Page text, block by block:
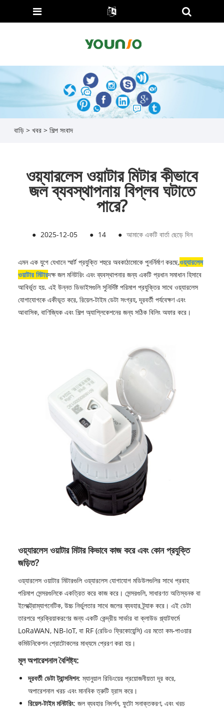
বাড়ি > খবর> শিল্প সংবাদ
ওয়্যারলেস ওয়াটার মিটার কীভাবে
জল ব্যবস্থাপনায় বিপ্লব ঘটাতে
পারে?
● 2025-12-05 ● 14 ● আমাকে একটি বার্তা ছেড়ে দিন
এমন এক যুগে যেখানে স্মার্ট প্রযুক্তি শহুরে অবকাঠামোকে পুনর্নির্মাণ করছে,ওয়্যারলেস
ওয়াটার মিটারদক্ষ জল মনিটরিং এবং ব্যবস্থাপনার জন্য একটি প্রধান সমাধান হিসাবে
আবির্ভূত হয়. এই উন্নত ডিভাইসগুলি সুনির্দিষ্ট পরিমাপ প্রযুক্তির সাথে ওয়্যারলেস
যোগাযোগকে একীভূত করে, রিয়েল-টাইম ডেটা সংগ্রহ, দূরবর্তী পর্যবেক্ষণ এবং
আবাসিক, বাণিজ্যিক এবং শিল্প অ্যাপ্লিকেশনের জন্য সঠিক বিলিং অফার করে।
ওয়্যারলেস ওয়াটার মিটার কিভাবে কাজ করে এবং কোন প্রযুক্তি
জড়িত?
ওয়্যারলেস ওয়াটার মিটারগুলি ওয়্যারলেস যোগাযোগ মডিউলগুলির সাথে প্রবাহ
পরিমাপ সেন্সরগুলিকে একত্রিত করে কাজ করে। সেন্সরগুলি, সাধারণত অতিস্বনক বা
ইলেক্ট্রোম্যাগনেটিক, উচ্চ নির্ভুলতার সাথে জলের ব্যবহার ট্র্যাক করে। এই ডেটা
তারপরে প্রক্রিয়াকরণের জন্য একটি কেন্দ্রীয় সার্ভার বা ক্লাউড প্ল্যাটফর্মে
LoRaWAN, NB-IoT, বা RF (রেডিও ফ্রিকোয়েন্সি) এর মতো কম-পাওয়ার
কমিউনিকেশন প্রোটোকলের মাধ্যমে প্রেরণ করা হয়।
মূল অপারেশনাল বৈশিষ্ট্য:
দূরবর্তী ডেটা ট্রান্সমিশন: ম্যানুয়াল রিডিংয়ের প্রয়োজনীয়তা দূর করে,
অপারেশনাল খরচ এবং মানবিক ত্রুটি হ্রাস করে।
রিয়েল-টাইম মনিটরিং: জল ব্যবহার নিদর্শন, ফুটো সনাক্তকরণ, এবং খরচ